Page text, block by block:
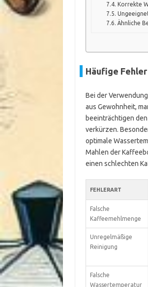
Korrekte
Ähnliche
Häufige
Bei der
aus Gewohnheit,
beeinträchtigen
verkürzen.
optimale
Mahlen der
einen schlechten
FEHLERART
Falsche
Kaffeemehlmenge
Unregelmäßige
Reinigung
Falsche
Wassertemperatur